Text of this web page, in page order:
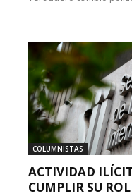
COLUMNISTAS
ACTIVIDAD
CUMPLIR SU ROL